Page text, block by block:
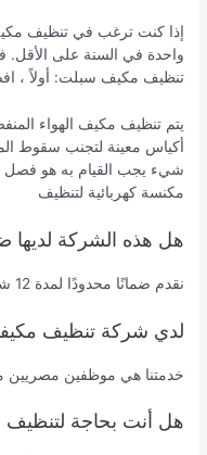
إذا كنت ترغب في تنظيف
واحدة في السنة على الأقل.
تنظيف مكيف سبلت: أولاً ،
يتم تنظيف مكيف الهواء
أكياس معينة لتجنب سقوط
شيء يجب القيام به هو فصل
مكنسة كهربائية لتنظيف
هل هذه الشركة لديها
نقدم ضمانًا محدودًا لمدة 12 شهرًا على جميع منتجاتنا.
لدي شركة تنظيف
خدمتنا هي موظفين مصريين
هل أنت بحاجة لتنظيف